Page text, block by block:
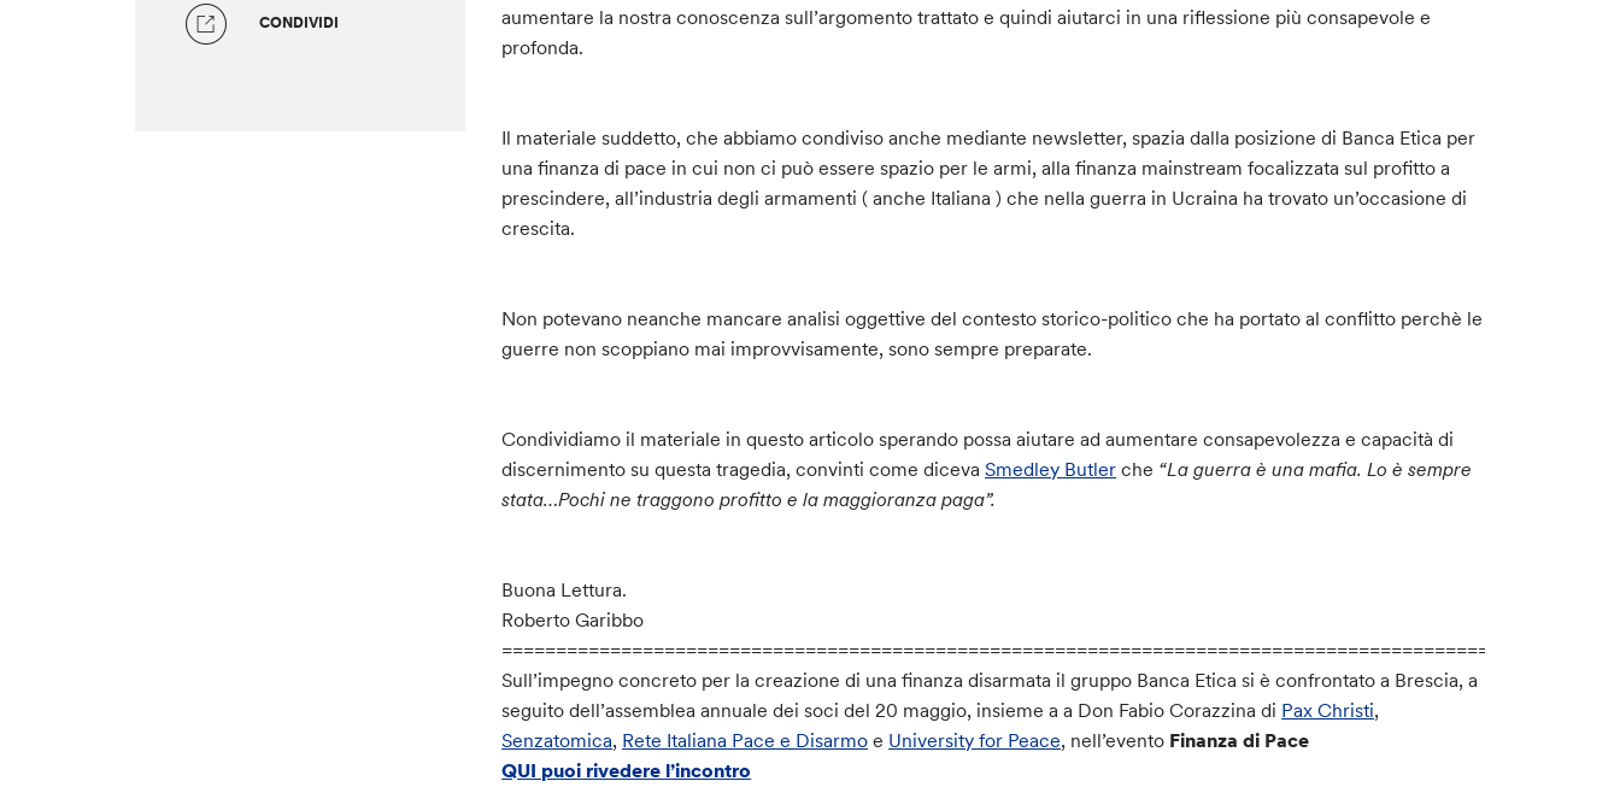
CONDIVIDI
aumentare la nostra conoscenza sull’argomento trattato e quindi aiutarci in una riflessione più consapevole e
profonda.
Il materiale suddetto, che abbiamo condiviso anche mediante newsletter, spazia dalla posizione di Banca Etica per
una finanza di pace in cui non ci può essere spazio per le armi, alla finanza mainstream focalizzata sul profitto a
prescindere, all’industria degli armamenti ( anche Italiana ) che nella guerra in Ucraina ha trovato un’occasione di
crescita.
Non potevano neanche mancare analisi oggettive del contesto storico-politico che ha portato al conflitto perchè le
guerre non scoppiano mai improvvisamente, sono sempre preparate.
Condividiamo il materiale in questo articolo sperando possa aiutare ad aumentare consapevolezza e capacità di
discernimento su questa tragedia, convinti come dicevaSmedley Butler che “La guerra è una mafia. Lo è sempre
stata…Pochi ne traggono profitto e la maggioranza paga”.
Buona Lettura.
Roberto Garibbo
Sull’impegno concreto per la creazione di una finanza disarmata il gruppo Banca Etica si è confrontato a Brescia, a
seguito dell’assemblea annuale dei soci del 20 maggio, insieme a a Don Fabio Corazzina di Pax Christi,
Senzatomica, Rete Italiana Pace e Disarmo e University for Peace, nell’evento Finanza di Pace
QUI puoi rivedere l’incontro